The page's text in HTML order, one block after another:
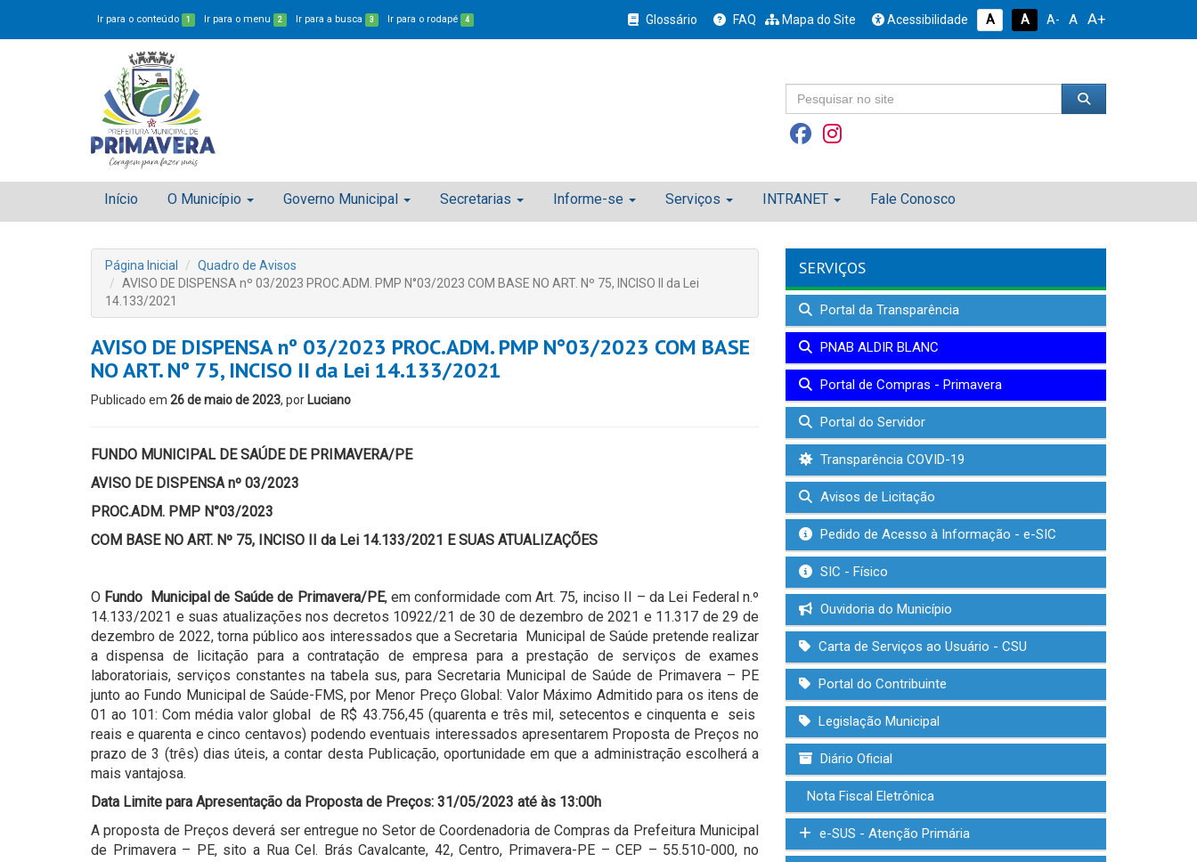
Ir para o conteúdo 1 Ir para o menu 2 Ir para a busca 3 Ir para o rodapé 4 Glossário FAQ Mapa do Site Acessibilidade A A A- A A+
Início O Município Governo Municipal Secretarias Informe-se Serviços INTRANET Fale Conosco
Página Inicial
Quadro de Avisos
AVISO DE DISPENSA nº 03/2023 PROC.ADM. PMP N°03/2023 COM BASE NO ART. Nº 75, INCISO II da Lei
14.133/2021
AVISO DE DISPENSA nº 03/2023 PROC.ADM. PMP N°03/2023 COM BASE
NO ART. Nº 75, INCISO II da Lei 14.133/2021
Publicado em 26 de maio de 2023, por Luciano
FUNDO MUNICIPAL DE SAÚDE DE PRIMAVERA/PE
AVISO DE DISPENSA nº 03/2023
PROC.ADM. PMP N°03/2023
COM BASE NO ART. Nº 75, INCISO II da Lei 14.133/2021 E SUAS ATUALIZAÇÕES
O Fundo Municipal de Saúde de Primavera/PE, em conformidade com Art. 75, inciso II – da Lei Federal n.º
14.133/2021 e suas atualizações nos decretos 10922/21 de 30 de dezembro de 2021 e 11.317 de 29 de
dezembro de 2022, torna público aos interessados que a Secretaria Municipal de Saúde pretende realizar
a dispensa de licitação para a contratação de empresa para a prestação de serviços de exames
laboratoriais, serviços constantes na tabela sus, para Secretaria Municipal de Saúde de Primavera – PE
junto ao Fundo Municipal de Saúde-FMS, por Menor Preço Global: Valor Máximo Admitido para os itens de
01 ao 101: Com média valor global de R$ 43.756,45 (quarenta e três mil, setecentos e cinquenta e seis
reais e quarenta e cinco centavos) podendo eventuais interessados apresentarem Proposta de Preços no
prazo de 3 (três) dias úteis, a contar desta Publicação, oportunidade em que a administração escolherá a
mais vantajosa.
Data Limite para Apresentação da Proposta de Preços: 31/05/2023 até às 13:00h
A proposta de Preços deverá ser entregue no Setor de Coordenadoria de Compras da Prefeitura Municipal
de Primavera – PE, sito a Rua Cel. Brás Cavalcante, 42, Centro, Primavera-PE – CEP – 55.510-000, no
SERVIÇOS
Portal da Transparência
PNAB ALDIR BLANC
Portal de Compras - Primavera
Portal do Servidor
Transparência COVID-19
Avisos de Licitação
Pedido de Acesso à Informação - e-SIC
SIC - Físico
Ouvidoria do Município
Carta de Serviços ao Usuário - CSU
Portal do Contribuinte
Legislação Municipal
Diário Oficial
Nota Fiscal Eletrônica
e-SUS - Atenção Primária